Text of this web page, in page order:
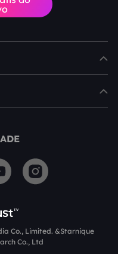
Co., Limited. &Starnique
Co., Ltd